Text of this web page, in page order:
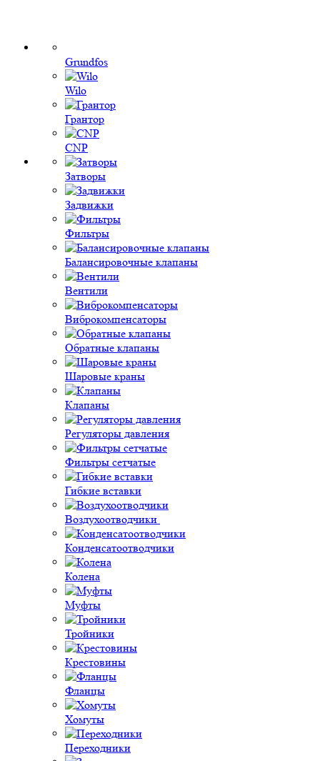
Grundfos
Wilo
Грантор
CNP
Затворы
Задвижки
Фильтры
Балансировочные клапаны
Вентили
Виброкомпенсаторы
Обратные клапаны
Шаровые краны
Клапаны
Регуляторы давления
Фильтры сетчатые
Гибкие вставки
Воздухоотводчики
Конденсатоотводчики
Колена
Муфты
Тройники
Крестовины
Фланцы
Хомуты
Переходники